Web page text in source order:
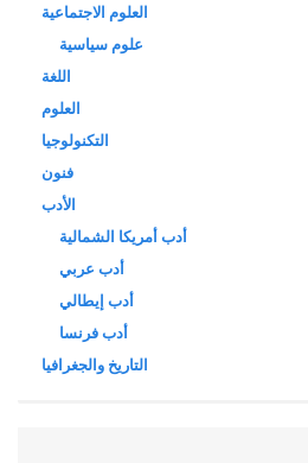
العلوم الاجتماعية
علوم سياسية
اللغة
العلوم
التكنولوجيا
فنون
الأدب
أدب أمريكا الشمالية
أدب عربي
أدب إيطالي
أدب فرنسا
التاريخ والجغرافيا